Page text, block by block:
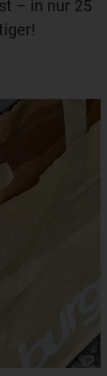
– in nur 25